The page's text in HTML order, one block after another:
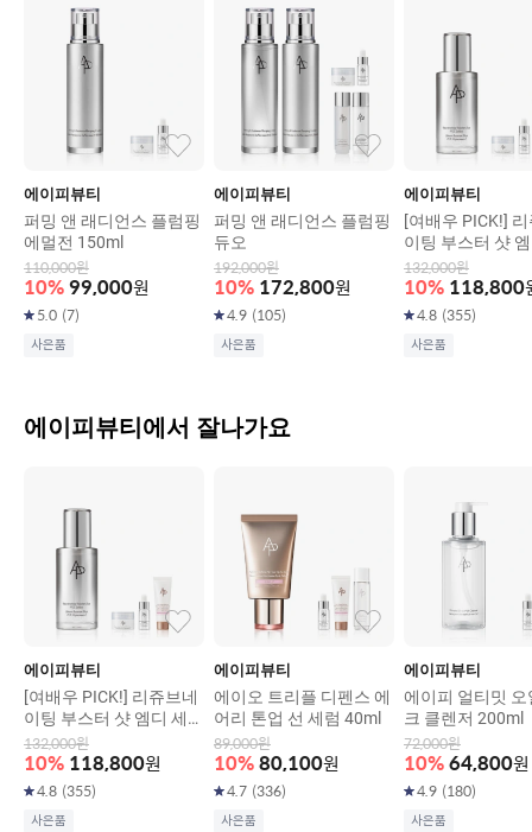
에이피뷰티
퍼밍 앤 래디언스 플럼핑
에멀전 150ml
110,000원
10% 99,000원
5.0 (7)
사은품
에이피뷰티
퍼밍 앤 래디언스 플럼핑
듀오
192,000원
10% 172,800원
4.9 (105)
사은품
에이피뷰티
[여배우 PICK!]
이팅 부스터 샷
30ml
132,000원
10% 118,800
4.8 (355)
사은품
에이피뷰티에서 잘나가요
에이피뷰티
[여배우 PICK!] 리쥬브네
이팅 부스터 샷 엠디 세럼
30ml
132,000원
10% 118,800원
4.8 (355)
사은품
에이피뷰티
에이오 트리플 디펜스 에
어리 톤업 선 세럼 40ml
89,000원
10% 80,100원
4.7 (336)
사은품
에이피뷰티
에이피 얼티밋 오
크 클렌저 200ml
72,000원
10% 64,800원
4.9 (180)
사은품